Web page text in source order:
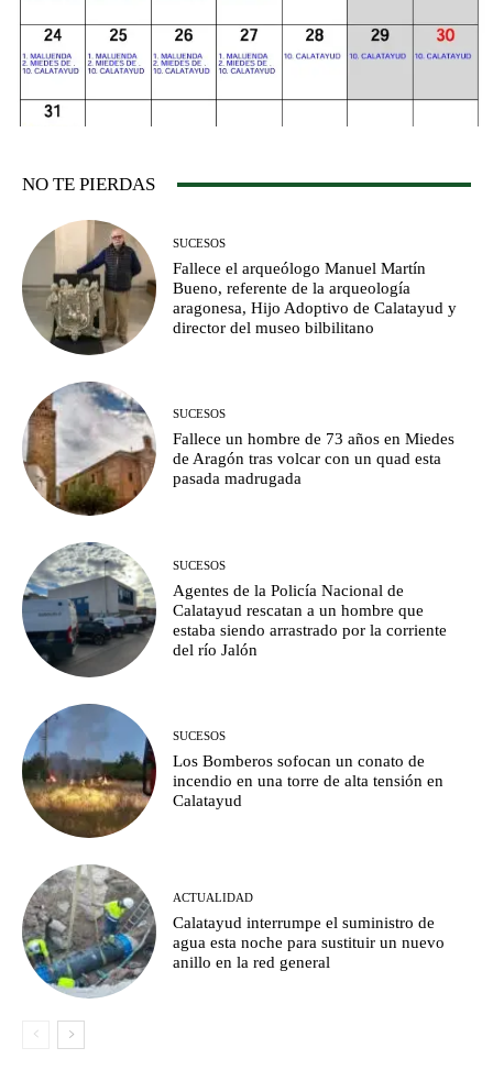
NO TE PIERDAS
SUCESOS
Fallece el arqueólogo Manuel Martín
Bueno, referente de la arqueología
aragonesa, Hijo Adoptivo de Calatayud y
director del museo bilbilitano
SUCESOS
Fallece un hombre de 73 años en Miedes
de Aragón tras volcar con un quad esta
pasada madrugada
SUCESOS
Agentes de la Policía Nacional de
Calatayud rescatan a un hombre que
estaba siendo arrastrado por la corriente
del río Jalón
SUCESOS
Los Bomberos sofocan un conato de
incendio en una torre de alta tensión en
Calatayud
ACTUALIDAD
Calatayud interrumpe el suministro de
agua esta noche para sustituir un nuevo
anillo en la red general